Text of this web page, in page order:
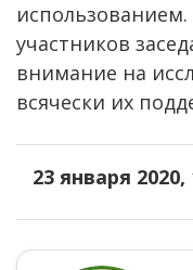
участников
внимание на
всячески их
23 января 2020,